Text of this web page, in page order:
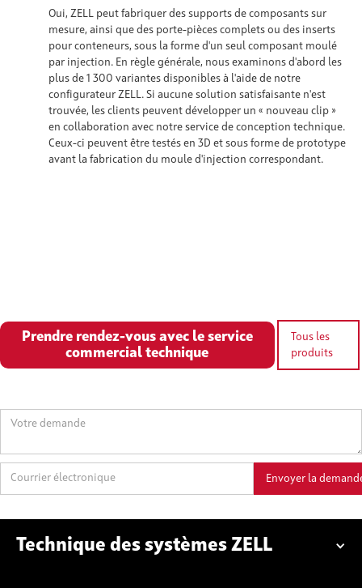
Oui, ZELL peut fabriquer des supports de composants sur
mesure, ainsi que des porte-pièces complets ou des inserts
pour conteneurs, sous la forme d'un seul composant moulé
par injection. En règle générale, nous examinons d'abord les
plus de 1 300 variantes disponibles à l'aide de notre
configurateur ZELL. Si aucune solution satisfaisante n'est
trouvée, les clients peuvent développer un « nouveau clip »
en collaboration avec notre service de conception technique.
Ceux-ci peuvent être testés en 3D et sous forme de prototype
avant la fabrication du moule d'injection correspondant.
Prendre rendez-vous avec le service
commercial technique
Tous les
produits
Technique des systèmes ZELL